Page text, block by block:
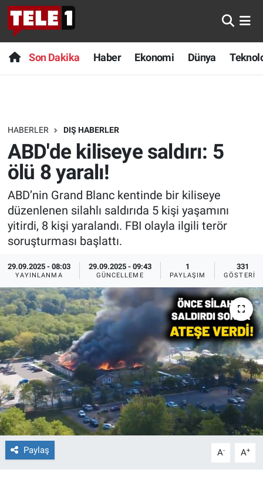
Son Dakika Haber Ekonomi Dünya
HABERLER DIŞ HABERLER
ABD'de kiliseye saldırı: 5
ölü 8 yaralı!
ABD’nin Grand Blanc kentinde bir kiliseye
düzenlenen silahlı saldırıda 5 kişi yaşamını
yitirdi, 8 kişi yaralandı. FBI olayla ilgili terör
soruşturması başlattı.
29.09.2025 - 08:03
YAYINLANMA
29.09.2025 - 09:43
GÜNCELLEME
1
PAYLAŞIM
331
GÖSTERIM
Paylaş A- A+
Anında Manşet
Başka Sohbetler
Bilim turu
Bilim ve Teknoloji Evreni
Doğa Konuşuyor
Dünya
Ege'den Esintiler
Eğitim
Eğlence
Ekonomi
Forum
Gerçeğin İzinde
Son Dakika
Haber
Dünya
Teknoloji
Sağlık
Spor
İletişim
Nöbetçi Eczaneler
Hava Durumu
Trafik Durumu
Süper Lig Puan Durumu ve Fikstür
Tüm Manşetler
Son Dakika Haberleri